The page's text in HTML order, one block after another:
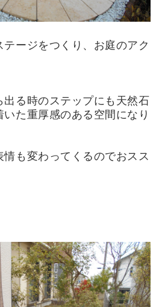
ージをつくり、お庭のアク
出る時のステップにも天然石
た重厚感のある空間になり
も変わってくるのでおスス